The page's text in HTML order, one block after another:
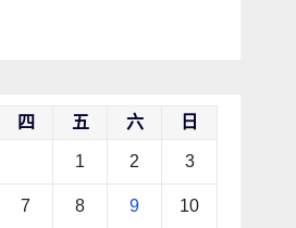
四 五 六 日
1 2 3
7 8 9 10